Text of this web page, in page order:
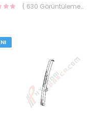
( 630 Görüntüleme )